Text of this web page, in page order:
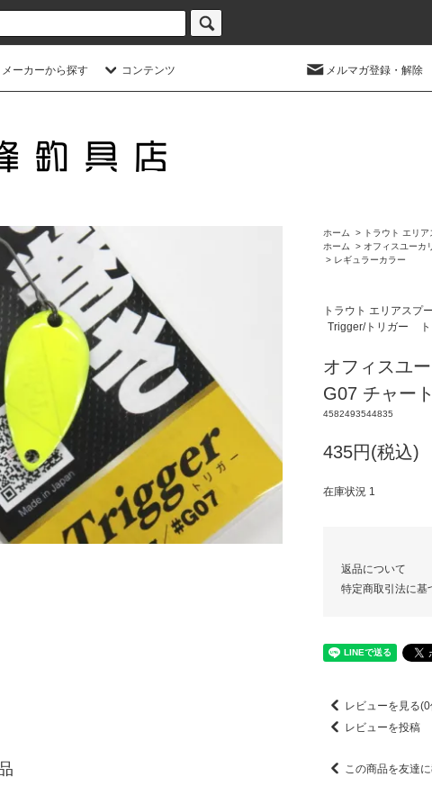
メーカーから探す コンテンツ メルマガ登録・解除
ホーム > トラウト エリア
ホーム
> オフィスユーカ
> レギュラーカラー
トラウト エリアスプ
Trigger/トリガー
オフィスユ
G07 チャー
4582493544835
435円(税込)
在庫状況 1
返品について
特定商取引法に基
レビューを見る
レビューを投稿
この商品を友達